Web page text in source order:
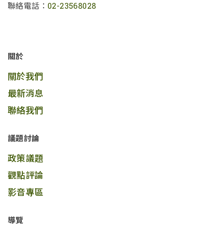
聯絡電話： 02-23568028
關於
關於我們
最新消息
聯絡我們
議題討論
政策議題
觀點評論
影音專區
導覽